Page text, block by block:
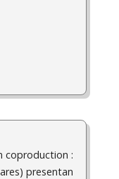
coproduction :
presentan